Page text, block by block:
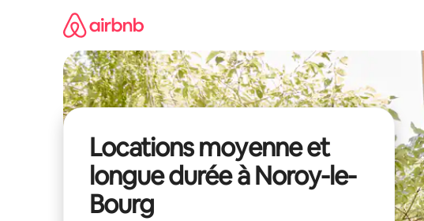
Locations moyenne et
longue durée à Noroy-le-
Bourg